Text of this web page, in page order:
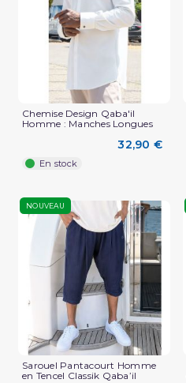
Chemise Design Qaba'il
Homme : Manches Longues
32,90 €
En stock
NOUVEAU
Sarouel Pantacourt Homme
en Tencel Classik Qaba’il